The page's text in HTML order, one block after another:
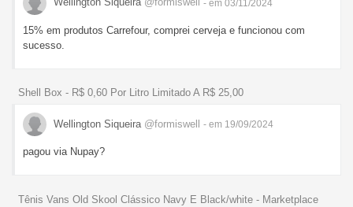
- em 03/11/2024
15% em produtos Carrefour, comprei cerveja e funcionou com
sucesso.
Shell Box - R$ 0,60 Por Litro Limitado A R$ 25,00
Wellington Siqueira @formiswell - em 19/09/2024
pagou via Nupay?
Tênis Vans Old Skool Clássico Navy E Black/white - Marketplace